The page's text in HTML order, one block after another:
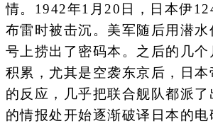
情。1942年1月20日，日本伊
布雷时被击沉。美军随后用潜
号上捞出了密码本。之后的几
积累，尤其是空袭东京后，日
的反应，几乎把联合舰队都派
的情报处开始逐渐破译日本的